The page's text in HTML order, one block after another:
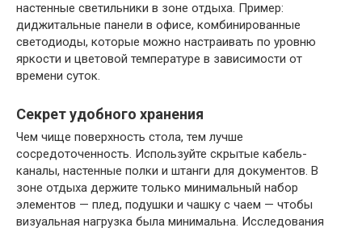
настенные светильники в зоне отдыха. Пример:
диджитальные панели в офисе, комбинированные
светодиоды, которые можно настраивать по уровню
яркости и цветовой температуре в зависимости от
времени суток.
Секрет удобного хранения
Чем чище поверхность стола, тем лучше
сосредоточенность. Используйте скрытые кабель-
каналы, настенные полки и штанги для документов. В
зоне отдыха держите только минимальный набор
элементов — плед, подушки и чашку с чаем — чтобы
визуальная нагрузка была минимальна. Исследования